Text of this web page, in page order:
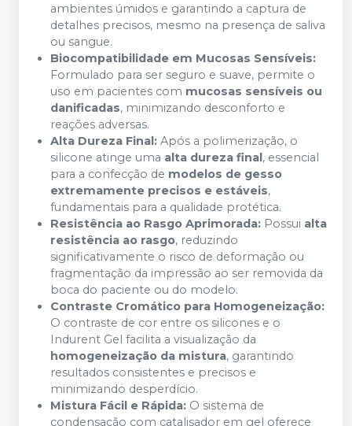
ambientes úmidos e garantindo a captura de
detalhes precisos, mesmo na presença de saliva
ou sangue.
Biocompatibilidade em Mucosas Sensíveis:
Formulado para ser seguro e suave, permite o
uso em pacientes com mucosas sensíveis ou
danificadas, minimizando desconforto e
reações adversas.
Alta Dureza Final: Após a polimerização, o
silicone atinge uma alta dureza final, essencial
para a confecção de modelos de gesso
extremamente precisos e estáveis,
fundamentais para a qualidade protética.
Resistência ao Rasgo Aprimorada: Possui alta
resistência ao rasgo, reduzindo
significativamente o risco de deformação ou
fragmentação da impressão ao ser removida da
boca do paciente ou do modelo.
Contraste Cromático para Homogeneização:
O contraste de cor entre os silicones e o
Indurent Gel facilita a visualização da
homogeneização da mistura, garantindo
resultados consistentes e precisos e
minimizando desperdício.
Mistura Fácil e Rápida: O sistema de
condensação com catalisador em gel oferece